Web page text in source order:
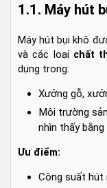
1.1. Máy hút
Máy hút bụi khô
và các loại chất
dụng trong:
Xưởng gỗ,
Môi trường
nhìn thấy
Ưu điểm:
Công suất hút